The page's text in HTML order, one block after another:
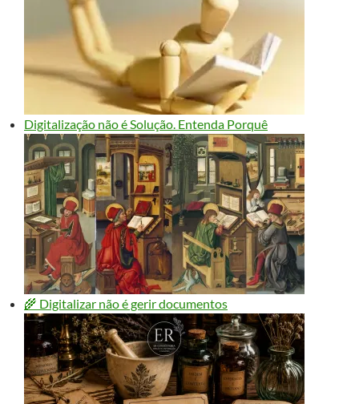
Digitalização não é Solução. Entenda Porquê
🌾 Digitalizar não é gerir documentos